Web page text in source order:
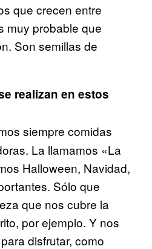
que crecen entre
muy probable que
Son semillas de
realizan en estos
siempre comidas
La llamamos «La
Halloween, Navidad,
Sólo que
que nos cubre la
por ejemplo. Y nos
disfrutar, como